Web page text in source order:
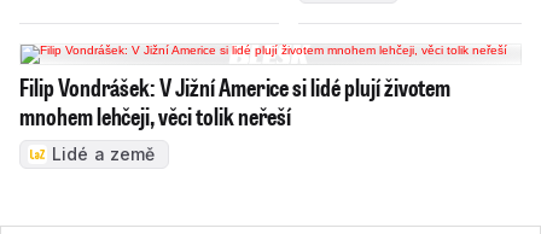
Filip Vondrášek: V Jižní Americe si lidé plují životem
mnohem lehčeji, věci tolik neřeší
Lidé a země